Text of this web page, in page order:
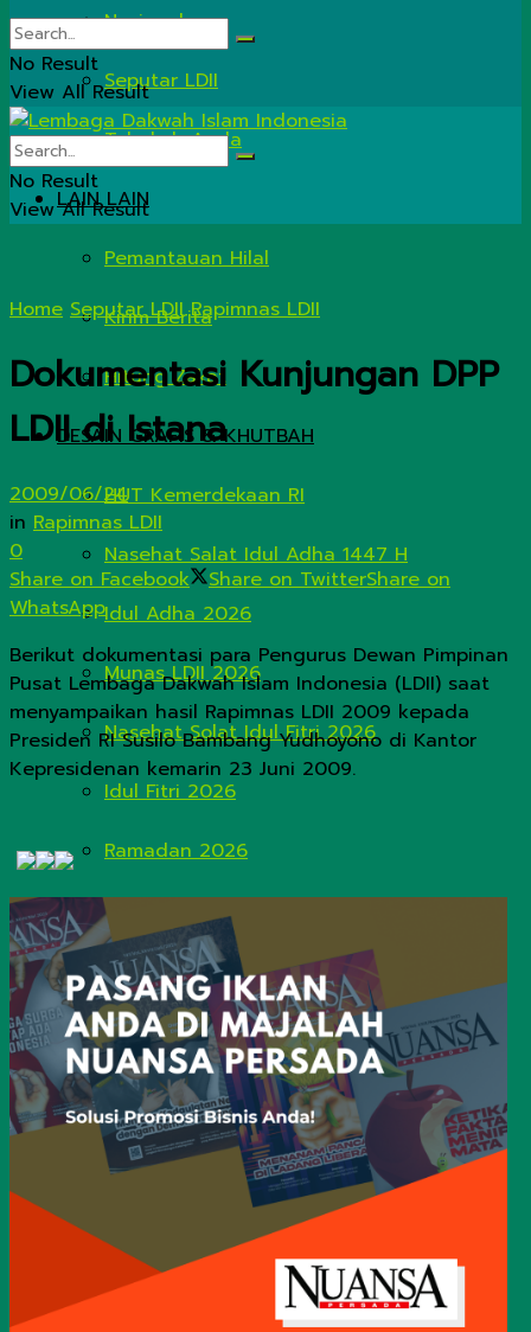
Nasional
Seputar LDII
Tahukah Anda
LAIN LAIN
Pemantauan Hilal
Kirim Berita
Hitung Zakat
DESAIN GRAFIS & KHUTBAH
HUT Kemerdekaan RI
Nasehat Salat Idul Adha 1447 H
Idul Adha 2026
Munas LDII 2026
Nasehat Solat Idul Fitri 2026
Idul Fitri 2026
Ramadan 2026
Rapimnas LDII 2026
JADWAL SALAT & IMSAKIYAH
No Result
View All Result
No Result
View All Result
No Result
View All Result
Home Seputar LDII Rapimnas LDII
Dokumentasi Kunjungan DPP
LDII di Istana
2009/06/24
in Rapimnas LDII
0
Share on Facebook
Share on TwitterShare on
WhatsApp
Berikut dokumentasi para Pengurus Dewan Pimpinan
Pusat Lembaga Dakwah Islam Indonesia (LDII) saat
menyampaikan hasil Rapimnas LDII 2009 kepada
Presiden RI Susilo Bambang Yudhoyono di Kantor
Kepresidenan kemarin 23 Juni 2009.